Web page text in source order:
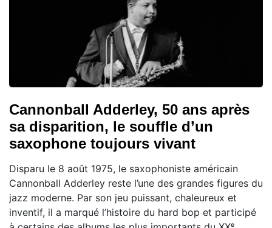
Cannonball Adderley, 50 ans après
sa disparition, le souffle d’un
saxophone toujours vivant
Disparu le 8 août 1975, le saxophoniste américain
Cannonball Adderley reste l’une des grandes figures du
jazz moderne. Par son jeu puissant, chaleureux et
inventif, il a marqué l’histoire du hard bop et participé